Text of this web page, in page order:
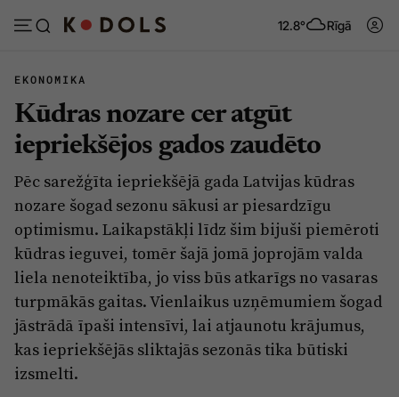
12.8° Rīgā
Abonēt Pieslēgties
Ziņas
Politika
Pašvaldības
Izglītība
Veselība
Ģimene
Tēmas
Viedokļi
Dzīve un ticība
Ekonomika
Krimināli
Izklaide
EKONOMIKA
Kūdras nozare cer atgūt
iepriekšējos gados zaudēto
Pēc sarežģīta iepriekšējā gada Latvijas kūdras
nozare šogad sezonu sākusi ar piesardzīgu
optimismu. Laikapstākļi līdz šim bijuši piemēroti
kūdras ieguvei, tomēr šajā jomā joprojām valda
liela nenoteiktība, jo viss būs atkarīgs no vasaras
turpmākās gaitas. Vienlaikus uzņēmumiem šogad
jāstrādā īpaši intensīvi, lai atjaunotu krājumus,
kas iepriekšējās sliktajās sezonās tika būtiski
izsmelti.